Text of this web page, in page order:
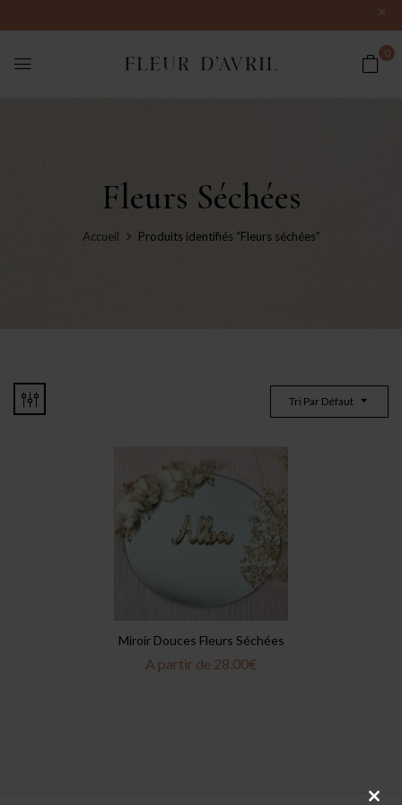
0
Fleurs Séchées
Accueil Produits identifiés “Fleurs séchées”
Tri Par Défaut
Miroir Douces Fleurs Séchées
A partir de 28.00€